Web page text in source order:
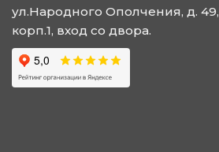
ул.Народного Ополчения, д. 49,
корп.1, вход со двора.